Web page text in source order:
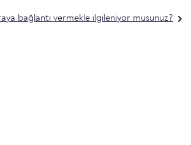
bağlantı vermekle ilgileniyor musunuz?